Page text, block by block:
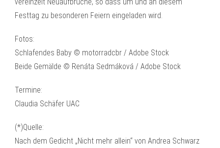
Festtag zu besonderen Feiern eingeladen wird.
Fotos:
Schlafendes Baby © motorradcbr / Adobe Stock
Beide Gemälde © Renáta Sedmáková / Adobe Stock
Termine:
Claudia Schäfer UAC
(*)Quelle:
Nach dem Gedicht „Nicht mehr allein“ von Andrea Schwarz